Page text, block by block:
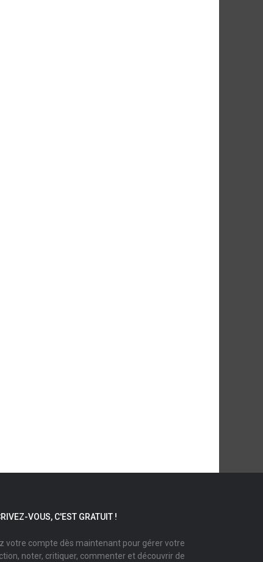
VOUS, C'EST GRATUIT !
votre compte dès maintenant pour gérer votre
noter, critiquer, commenter et découvrir de